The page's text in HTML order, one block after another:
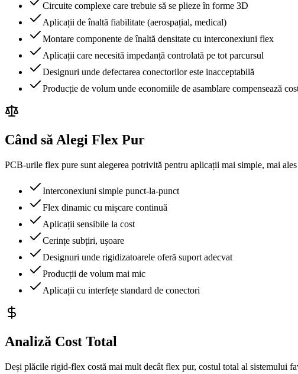
Circuite complexe care trebuie să se plieze în forme 3D
Aplicații de înaltă fiabilitate (aerospațial, medical)
Montare componente de înaltă densitate cu interconexiuni flex
Aplicații care necesită impedanță controlată pe tot parcursul
Designuri unde defectarea conectorilor este inacceptabilă
Producție de volum unde economiile de asamblare compensează
Când să Alegi Flex Pur
PCB-urile flex pure sunt alegerea potrivită pentru aplicații mai simple, mai
Interconexiuni simple punct-la-punct
Flex dinamic cu mișcare continuă
Aplicații sensibile la cost
Cerințe subțiri, ușoare
Designuri unde rigidizatoarele oferă suport adecvat
Producții de volum mai mic
Aplicații cu interfețe standard de conectori
Analiză Cost Total
Deși plăcile rigid-flex costă mai mult decât flex pur, costul total al sistemului